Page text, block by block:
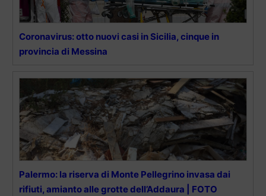
Coronavirus: otto nuovi casi in Sicilia, cinque in
provincia di Messina
Palermo: la riserva di Monte Pellegrino invasa dai
rifiuti, amianto alle grotte dell’Addaura | FOTO